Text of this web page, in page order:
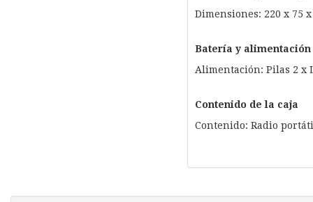
Dimensiones: 220 x 75
Batería y alimentación
Alimentación: Pilas 2 x
Contenido de la caja
Contenido: Radio